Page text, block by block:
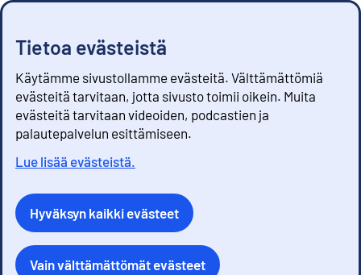
Tietoa evästeistä
Käytämme sivustollamme evästeitä. Välttämättömiä
evästeitä tarvitaan, jotta sivusto toimii oikein. Muita
evästeitä tarvitaan videoiden, podcastien ja
palautepalvelun esittämiseen.
Lue lisää evästeistä.
Hyväksyn kaikki evästeet
Vain välttämättömät evästeet